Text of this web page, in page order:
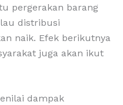
pergerakan barang
distribusi
naik. Efek berikutnya
juga akan ikut
dampak